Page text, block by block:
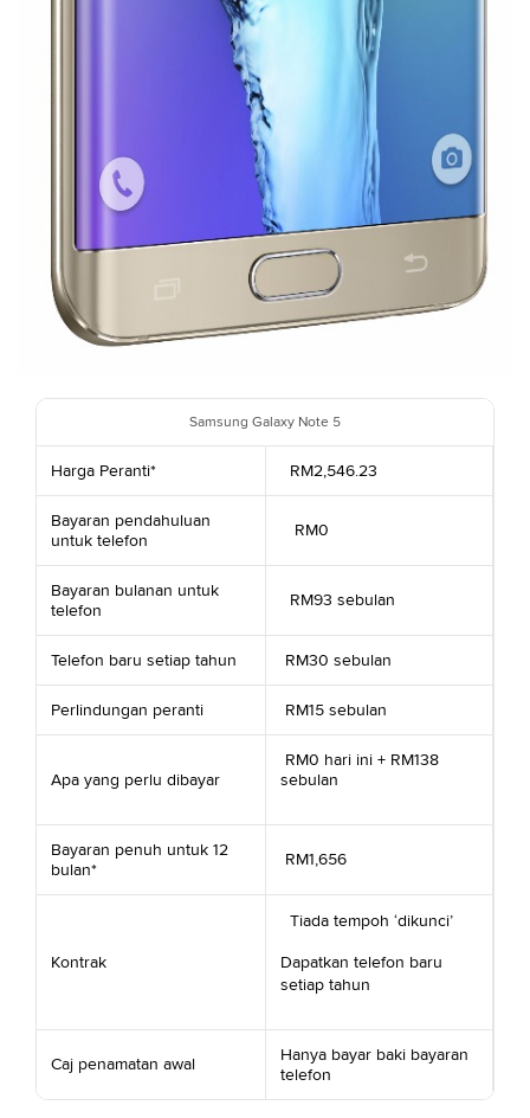
Samsung Galaxy Note 5
Harga Peranti* RM2,546.23
Bayaran pendahuluan
untuk telefon
RM0
Bayaran bulanan untuk
telefon
RM93 sebulan
Telefon baru setiap tahun RM30 sebulan
Perlindungan peranti RM15 sebulan
Apa yang perlu dibayar
RM0 hari ini + RM138
sebulan
Bayaran penuh untuk 12
bulan*
RM1,656
Kontrak
Tiada tempoh ‘dikunci’
Dapatkan telefon baru
setiap tahun
Caj penamatan awal
Hanya bayar baki bayaran
telefon